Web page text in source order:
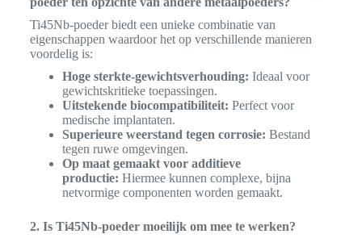
Ti45Nb-poeder biedt een unieke combinatie van
eigenschappen waardoor het op verschillende manieren
voordelig is:
Hoge sterkte-gewichtsverhouding: Ideaal voor
gewichtskritieke toepassingen.
Uitstekende biocompatibiliteit: Perfect voor
medische implantaten.
Superieure weerstand tegen corrosie: Bestand
tegen ruwe omgevingen.
Op maat gemaakt voor additieve
productie: Hiermee kunnen complexe, bijna
netvormige componenten worden gemaakt.
2. Is Ti45Nb-poeder moeilijk om mee te werken?